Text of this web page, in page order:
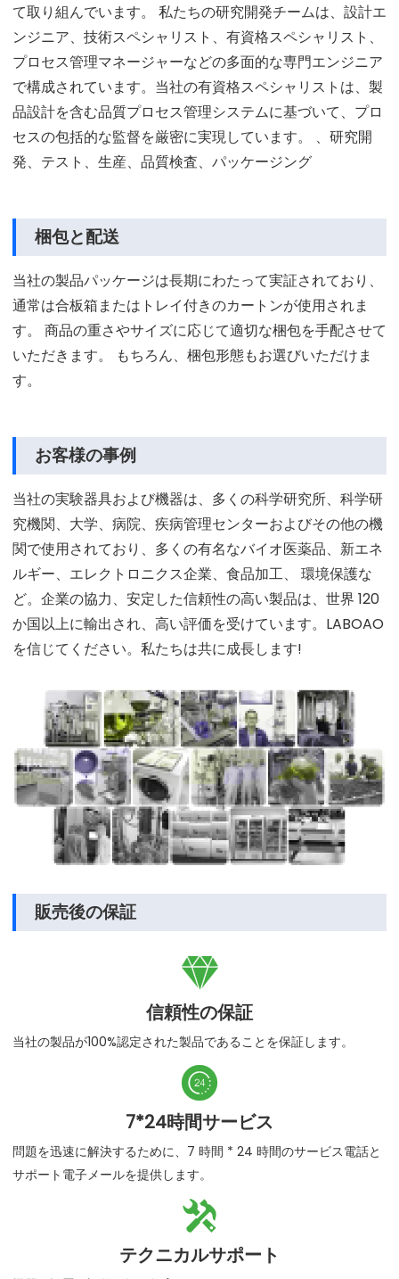
て取り組んでいます。 私たちの研究開発チームは、設計エ
ンジニア、技術スペシャリスト、有資格スペシャリスト、
プロセス管理マネージャーなどの多面的な専門エンジニア
で構成されています。当社の有資格スペシャリストは、製
品設計を含む品質プロセス管理システムに基づいて、プロ
セスの包括的な監督を厳密に実現しています。 、研究開
発、テスト、生産、品質検査、パッケージング
梱包と配送
当社の製品パッケージは長期にわたって実証されており、
通常は合板箱またはトレイ付きのカートンが使用されま
す。 商品の重さやサイズに応じて適切な梱包を手配させて
いただきます。 もちろん、梱包形態もお選びいただけま
す。
お客様の事例
当社の実験器具および機器は、多くの科学研究所、科学研
究機関、大学、病院、疾病管理センターおよびその他の機
関で使用されており、多くの有名なバイオ医薬品、新エネ
ルギー、エレクトロニクス企業、食品加工、 環境保護な
ど。企業の協力、安定した信頼性の高い製品は、世界 120
か国以上に輸出され、高い評価を受けています。LABOAO
を信じてください。私たちは共に成長します!
販売後の保証

信頼性の保証
当社の製品が100%認定された製品であることを保証します。

7*24時間サービス
問題を迅速に解決するために、7 時間 * 24 時間のサービス電話と
サポート電子メールを提供します。

テクニカルサポート